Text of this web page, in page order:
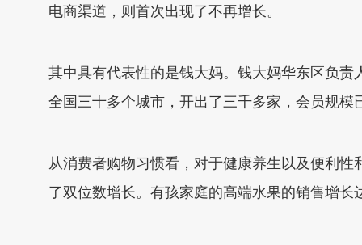
电商渠道，则首次出现了不再增长。
其中具有代表性的是钱大妈。钱大妈华东区负
全国三十多个城市，开出了三千多家，会员规模
从消费者购物习惯看，对于健康养生以及便利
了双位数增长。有孩家庭的高端水果的销售增